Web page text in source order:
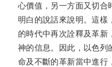
心價值，另一方面又切合
明白的說話來說明。這樣
的時代中再次詮釋及革新
神的信息。因此，以色列
命及不斷的革新當中進行